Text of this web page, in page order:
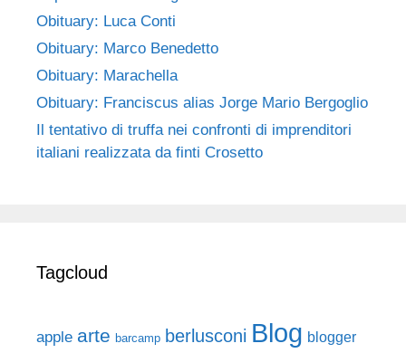
Obituary: Luca Conti
Obituary: Marco Benedetto
Obituary: Marachella
Obituary: Franciscus alias Jorge Mario Bergoglio
Il tentativo di truffa nei confronti di imprenditori
italiani realizzata da finti Crosetto
Tagcloud
apple arte barcamp berlusconi Blog blogger